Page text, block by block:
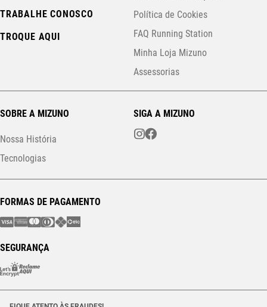
TRABALHE CONOSCO
TROQUE AQUI
Política de Cookies
FAQ Running Station
Minha Loja Mizuno
Assessorias
SOBRE A MIZUNO
Nossa História
Tecnologias
SIGA A MIZUNO
FORMAS DE PAGAMENTO
SEGURANÇA